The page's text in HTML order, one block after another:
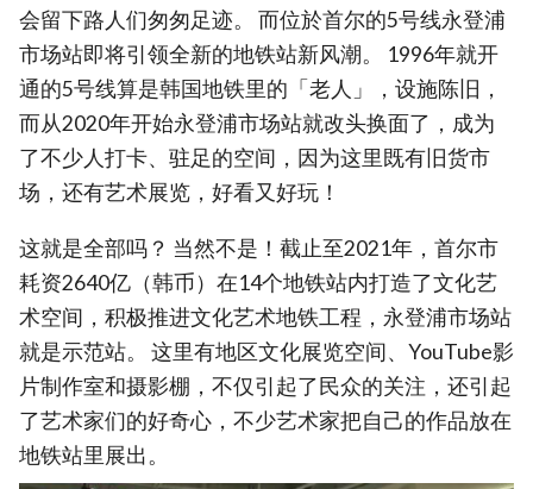
会留下路人们匆匆足迹。 而位於首尔的5号线永登浦
市场站即将引领全新的地铁站新风潮。 1996年就开
通的5号线算是韩国地铁里的「老人」，设施陈旧，
而从2020年开始永登浦市场站就改头换面了，成为
了不少人打卡、驻足的空间，因为这里既有旧货市
场，还有艺术展览，好看又好玩！
这就是全部吗？ 当然不是！截止至2021年，首尔市
耗资2640亿（韩币）在14个地铁站内打造了文化艺
术空间，积极推进文化艺术地铁工程，永登浦市场站
就是示范站。 这里有地区文化展览空间、YouTube影
片制作室和摄影棚，不仅引起了民众的关注，还引起
了艺术家们的好奇心，不少艺术家把自己的作品放在
地铁站里展出。